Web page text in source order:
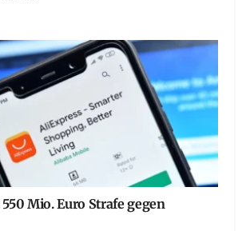
Mio. Euro Strafe gegen